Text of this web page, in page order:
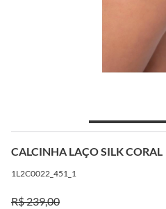
CALCINHA LAÇO SILK CORAL
1L2C0022_451_1
R$ 239,00